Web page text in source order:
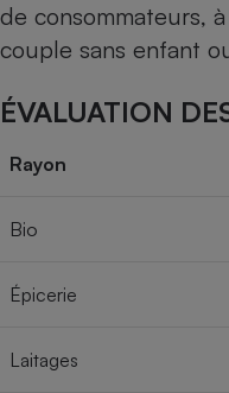
de consommateurs,
couple sans enfant
ÉVALUATION
Rayon
Bio
Épicerie
Laitages